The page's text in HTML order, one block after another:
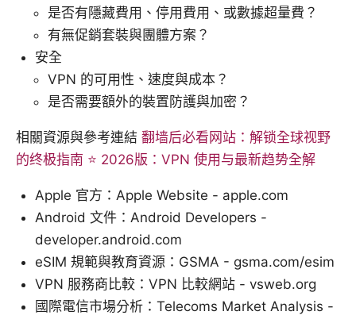
是否有隱藏費用、停用費用、或數據超量費？
有無促銷套裝與團體方案？
安全
VPN 的可用性、速度與成本？
是否需要額外的裝置防護與加密？
相關資源與參考連結 翻墙后必看网站：解锁全球视野
的终极指南 ⭐ 2026版：VPN 使用与最新趋势全解
Apple 官方：Apple Website - apple.com
Android 文件：Android Developers -
developer.android.com
eSIM 規範與教育資源：GSMA - gsma.com/esim
VPN 服務商比較：VPN 比較網站 - vsweb.org
國際電信市場分析：Telecoms Market Analysis -